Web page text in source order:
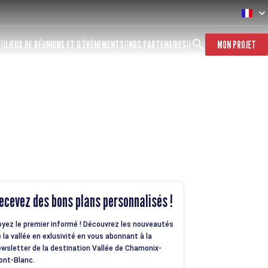
LIEUX DE RÉUNIONS ET D’ÉVÉNEMENTS NOS PARTENAIRES MON PROJET
des bons plans personnalisés !
le premier informé ! Découvrez les nouveautés
la vallée en exlusivité en vous abonnant à la
de la destination Vallée de Chamonix-
Blanc.